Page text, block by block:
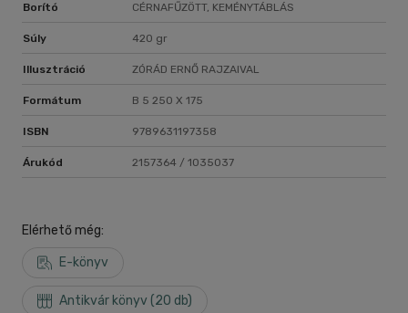
Borító CÉRNAFŰZÖTT, KEMÉNYTÁBLÁS
Súly 420 gr
Illusztráció ZÓRÁD ERNŐ RAJZAIVAL
Formátum B 5 250 X 175
ISBN 9789631197358
Árukód 2157364 / 1035037
Elérhető még:
E-könyv
Antikvár könyv (20 db)